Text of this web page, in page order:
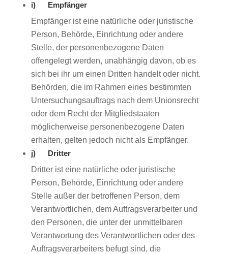
i) Empfänger
Empfänger ist eine natürliche oder juristische
Person, Behörde, Einrichtung oder andere
Stelle, der personenbezogene Daten
offengelegt werden, unabhängig davon, ob es
sich bei ihr um einen Dritten handelt oder nicht.
Behörden, die im Rahmen eines bestimmten
Untersuchungsauftrags nach dem Unionsrecht
oder dem Recht der Mitgliedstaaten
möglicherweise personenbezogene Daten
erhalten, gelten jedoch nicht als Empfänger.
j) Dritter
Dritter ist eine natürliche oder juristische
Person, Behörde, Einrichtung oder andere
Stelle außer der betroffenen Person, dem
Verantwortlichen, dem Auftragsverarbeiter und
den Personen, die unter der unmittelbaren
Verantwortung des Verantwortlichen oder des
Auftragsverarbeiters befugt sind, die